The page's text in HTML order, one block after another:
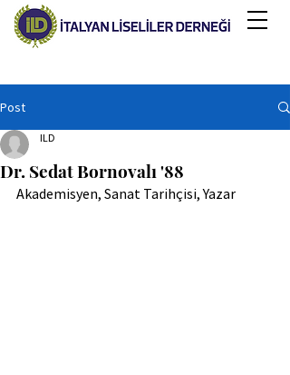
Post
Dr. Sedat Bornovalı '88
ILD
Akademisyen, Sanat Tarihçisi, Yazar